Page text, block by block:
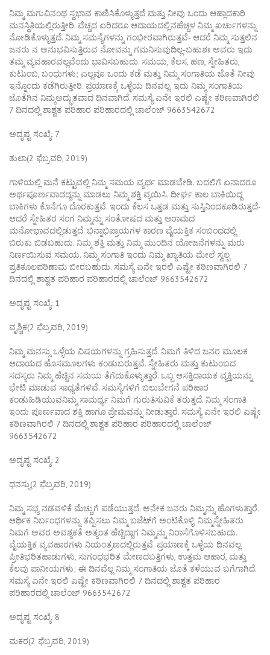
ನಿಮ್ಮ ಮಗುವಿನಂಥ ಸ್ವಭಾವ ಕಾಣಿಸಿಕೊಳ್ಳುತ್ತದೆ ಮತ್ತು ನೀವು ಒಂದು ಆಹ್ಲಾದಕಾರಿ
ಮನಸ್ಥಿತಿಯಲ್ಲಿರುತ್ತೀರಿ. ವೆಚ್ಚದ ಏರಿದರೂ ಆದಾಯದಲ್ಲಿನಹೆಚ್ಚಳ ನಿಮ್ಮ ಖರ್ಚುಗಳನ್ನು
ನೋಡಿಕೊಳ್ಳುತ್ತದೆ. ನಿಮ್ಮ ಸಮಸ್ಯೆಗಳನ್ನು ಗಂಭೀರವಾಗಿರುತ್ತವೆ- ಆದರೆ ನಿಮ್ಮ ಸುತ್ತಲಿನ
ಜನರು ನ ಅನುಭವಿಸುತ್ತಿರುವ ನೋವನ್ನು ಗಮನಿಸುವುದಿಲ್ಲ-ಬಹುಶಃ ಅವರು ಇದು
ತಮ್ಮ ವ್ಯವಹಾರವಲ್ಲವೆಂದು ಭಾವಿಸಬಹುದು. ಸಮಯ, ಕೆಲಸ, ಹಣ, ಸ್ನೇಹಿತರು,
ಕುಟುಂಬ, ಬಂಧುಗಳು; ಎಲ್ಲವೂ ಒಂದು ಕಡೆ ಮತ್ತು ನಿಮ್ಮ ಸಂಗಾತಿಯ ಜೊತೆ ನೀವು
ಇನ್ನೊಂದು ಕಡೆಗಿರುತ್ತೀರಿ. ಪ್ರಯಾಣಕ್ಕೆ ಒಳ್ಳೆಯ ದಿನವಲ್ಲ. ಇದು ನಿಮ್ಮ ಸಂಗಾತಿಯ
ಜೊತೆಗಿನ ನಿಮ್ಮಅದ್ಭುತವಾದ ದಿನವಾಗಿದೆ. ಸಮಸ್ಯೆ ಏನೇ ಇರಲಿ ಎಷ್ಟೇ ಕಠಿಣವಾಗಿರಲಿ
7 ದಿನದಲ್ಲಿ ಶಾಶ್ವತ ಪರಿಹಾರ ಪರಿಹಾರದಲ್ಲಿ ಚಾಲೆಂಜ್ 9663542672
ಅದೃಷ್ಟ ಸಂಖ್ಯೆ: 7
ತುಲಾ(2 ಫೆಬ್ರವರಿ, 2019)
ಗಾಳಿಯಲ್ಲಿ ಮನೆ ಕಟ್ಟುವಲ್ಲಿ ನಿಮ್ಮ ಸಮಯ ವ್ಯರ್ಥ ಮಾಡಬೇಡಿ. ಬದಲಿಗೆ ಏನಾದರೂ
ಅರ್ಥಪೂರ್ಣವಾದದ್ದನ್ನು ಮಾಡಲು ನಿಮ್ಮ ಶಕ್ತಿ ವ್ಯಯಿಸಿ. ದೀರ್ಘ ಕಾಲ ಬಾಕಿಯಿದ್ದ
ಬಾಕಿಗಳು ಕೊನೆಗೂ ದೊರಕುತ್ತವೆ. ಇಂದು ಕೆಲಸ ಒತ್ತಡ ಮತ್ತು ಸುಸ್ತಿನಿಂದಕೂಡಿರುತ್ತದೆ-
ಆದರೆ ಸ್ನೇಹಿತರ ಸಂಗ ನಿಮ್ಮನ್ನು ಸಂತೋಷದ ಮತ್ತು ಆರಾಮದ
ಮನೋಭಾವದಲ್ಲಿಡುತ್ತದೆ. ಭಿನ್ನಾಭಿಪ್ರಾಯಗಳ ಕಾರಣ ವೈಯಕ್ತಿಕ ಸಂಬಂಧದಲ್ಲಿ
ಬಿರುಕು ಬಿಡಬಹುದು. ನಿಮ್ಮ ಶಕ್ತಿ ಮತ್ತು ನಿಮ್ಮ ಮುಂದಿನ ಯೋಜನೆಗಳನ್ನು ಮರು
ನಿರ್ಣಯಿಸುವ ಸಮಯ. ನಿಮ್ಮ ಸಂಗಾತಿ ಇಂದು ನಿಮ್ಮ ಖ್ಯಾತಿಯ ಮೇಲೆ ಸ್ವಲ್ಪ
ಪ್ರತಿಕೂಲಪರಿಣಾಮ ಬೀರಬಹುದು. ಸಮಸ್ಯೆ ಏನೇ ಇರಲಿ ಎಷ್ಟೇ ಕಠಿಣವಾಗಿರಲಿ 7
ದಿನದಲ್ಲಿ ಶಾಶ್ವತ ಪರಿಹಾರ ಪರಿಹಾರದಲ್ಲಿ ಚಾಲೆಂಜ್ 9663542672
ಅದೃಷ್ಟ ಸಂಖ್ಯೆ: 1
ವೃಶ್ಚಿಕ(2 ಫೆಬ್ರವರಿ, 2019)
ನಿಮ್ಮ ಮನಸ್ಸು ಒಳ್ಳೆಯ ವಿಷಯಗಳನ್ನು ಗ್ರಹಿಸುತ್ತದೆ. ನಿಮಗೆ ತಿಳಿದ ಜನರ ಮೂಲಕ
ಆದಾಯದ ಹೊಸಮೂಲಗಳು ಕಂಡುಬರುತ್ತವೆ. ಸ್ನೇಹಿತರು ಮತ್ತು ಕುಟುಂಬದ
ಸದಸ್ಯರು ನಿಮ್ಮ ಹೆಚ್ಚಿನ ಸಮಯ ತೆಗೆದುಕೊಳ್ಳುತ್ತಾರೆ. ಒಬ್ಬ ಆಸಕ್ತಿದಾಯಕ ವ್ಯಕ್ತಿಯನ್ನು
ಭೇಟಿ ಮಾಡುವ ಸಾಧ್ಯತೆಗಳಿವೆ. ಸಮಸ್ಯೆಗಳಿಗೆ ಬಲುಬೇಗನೆ ಪರಿಹಾರ
ಕಂಡುಹಿಡಿಯುವನಿಮ್ಮ ಸಾಮರ್ಥ್ಯ ನಿಮಗೆ ಗುರುತಿಸುವಿಕೆ ತರುತ್ತದೆ. ನಿಮ್ಮ ಸಂಗಾತಿ
ಇಂದು ಪೂರ್ಣವಾದ ಶಕ್ತಿ ಹಾಗೂ ಪ್ರೇಮವನ್ನು ನೀಡುತ್ತಾರೆ. ಸಮಸ್ಯೆ ಏನೇ ಇರಲಿ ಎಷ್ಟೇ
ಕಠಿಣವಾಗಿರಲಿ 7 ದಿನದಲ್ಲಿ ಶಾಶ್ವತ ಪರಿಹಾರ ಪರಿಹಾರದಲ್ಲಿ ಚಾಲೆಂಜ್
9663542672
ಅದೃಷ್ಟ ಸಂಖ್ಯೆ: 2
ಧನಸ್ಸು(2 ಫೆಬ್ರವರಿ, 2019)
ನಿಮ್ಮ ಸಭ್ಯ ನಡವಳಿಕೆ ಮೆಚ್ಚುಗೆ ಪಡೆಯುತ್ತದೆ. ಅನೇಕ ಜನರು ನಿಮ್ಮನ್ನು ಹೊಗಳುತ್ತಾರೆ.
ಆರ್ಥಿಕ ನಿರ್ಬಂಧಗಳನ್ನು ತಪ್ಪಿಸಲು ನಿಮ್ಮ ಬಜೆಟ್‌ಗೆ ಅಂಟಿಕೊಳ್ಳಿ. ನಿಮ್ಮಸ್ನೇಹಿತರು
ನಿಮಗೆ ಅವರ ಅವಶ್ಯಕತೆ ಅತ್ಯಂತ ಹೆಚ್ಚಿದ್ದಾಗ ನಿಮ್ಮನ್ನು ನಿರಾಸೆಗೊಳಿಸಬಹುದು.
ವೈಯಕ್ತಿಕ ವ್ಯವಹಾರಗಳು ನಿಯಂತ್ರಣದಲ್ಲಿರುತ್ತವೆ. ಪ್ರಯಾಣಕ್ಕೆ ಒಳ್ಳೆಯ ದಿನವಲ್ಲ.
ಪ್ರೀತಿಭರಿತಹಾಡುಗಳು, ಸುಗಂಧಭರಿತ ಮೇಣದಬತ್ತಿಗಳು, ಉತ್ತಮ ಆಹಾರ, ಮತ್ತು
ಕೆಲವು ಪಾನೀಯಗಳು; ಈ ದಿನವೆಲ್ಲ ನಿಮ್ಮ ಸಂಗಾತಿಯ ಜೊತೆ ಕಳೆಯುವ ಬಗೆಗಾಗಿದೆ.
ಸಮಸ್ಯೆ ಏನೇ ಇರಲಿ ಎಷ್ಟೇ ಕಠಿಣವಾಗಿರಲಿ 7 ದಿನದಲ್ಲಿ ಶಾಶ್ವತ ಪರಿಹಾರ
ಪರಿಹಾರದಲ್ಲಿ ಚಾಲೆಂಜ್ 9663542672
ಅದೃಷ್ಟ ಸಂಖ್ಯೆ: 8
ಮಕರ(2 ಫೆಬ್ರವರಿ, 2019)